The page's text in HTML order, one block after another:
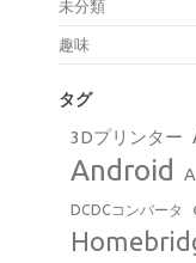
未分類
趣味
タグ
3Dプリンター
Android
DCDCコンバータ